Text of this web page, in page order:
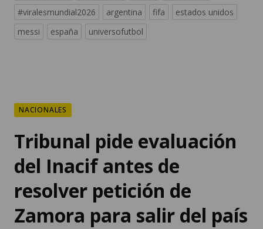
#viralesmundial2026
argentina fifa
estados unidos
messi
españa universofutbol
NACIONALES
Tribunal pide evaluación
del Inacif antes de
resolver petición de
Zamora para salir del país